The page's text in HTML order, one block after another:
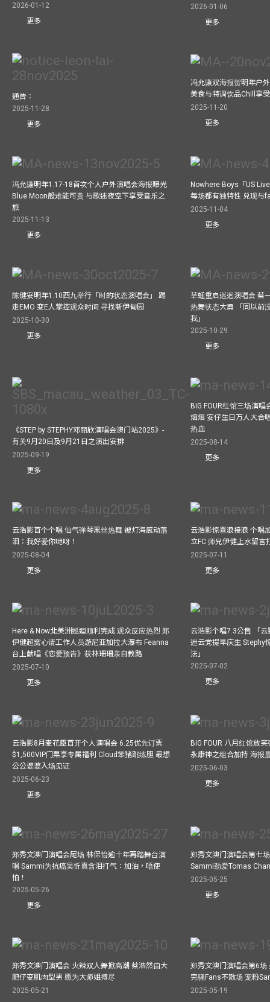
2026-01-12
更多
2026-01-06
更多
通告：
2025-11-28
更多
冯允谦双海报贺明年户
美食与特调饮品Chill享
2025-11-20
更多
冯允谦明年1.17-18首次个人户外演唱会海报曝光
Blue Moon般难能可贵 与歌迷夜空下享受音乐之
旅
2025-11-13
更多
Nowhere Boys「US
每场都有独特性 兑现与
2025-11-04
更多
陈健安明年1.10西九举行「时的状态演唱会」 踢
走EMO 变E人掌控观众时间 寻找新伊甸园
2025-10-30
更多
草蜢重启巡迴演唱会 蔡
热舞状态大勇 「同以前
我」
2025-10-29
更多
《STEP by STEPHY邓丽欣演唱会澳门站2025》-
有关9月20日及9月21日之演出安排
2025-09-19
更多
BIG FOUR红馆三场演
熠熠 安仔生日万人大合
热血
2025-08-14
更多
云浩影首个个唱 仙气弹琴黑丝热舞 被灯海感动落
泪：我好爱你哋呀！
2025-08-04
更多
云浩影惊喜浪接浪 个唱
立FC 师兄伊健上水留言
2025-07-11
更多
Here & Now北美洲巡迴顺利完成 观众反应热烈 郑
伊健超窝心请工作人员游尼亚加拉大瀑布 Feanna
台上献唱《恋爱预告》获林珊珊亲自教路
2025-07-10
更多
云浩影个唱7.3公售 「
迷云党提早庆生 Stephy
法」
2025-07-02
更多
云浩影8月麦花臣首开个人演唱会 6.25优先订票
$1,500VIP门票享专属福利 Cloud笨猪跳练胆 最想
公公婆婆入场见证
2025-06-23
更多
BIG FOUR 八月红馆放
永康神之组合加持 海报
2025-06-03
更多
郑秀文澳门演唱会尾场 林保怡逾十年再踏舞台演
唱 Sammi为抗癌吴忻熹含泪打气：加油，唔使
怕！
2025-05-26
更多
郑秀文澳门演唱会第七
Sammi劲爱Tomas
2025-05-25
更多
郑秀文澳门演唱会 火辣双人舞掀高潮 蔡浩然由大
肥仔变肌肉型男 愿为大师姐搏尽
2025-05-21
郑秀文澳门演唱会第6场
完骚Fans不散场 宠粉
2025-05-19